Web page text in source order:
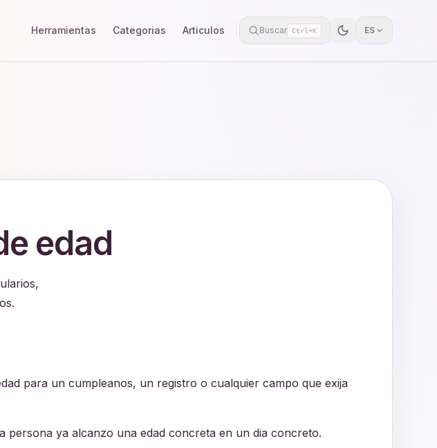
Herramientas Categorias Articulos Buscar Ctrl+K ES
edad
para un cumpleanos, un registro o cualquier campo que exija
persona ya alcanzo una edad concreta en un dia concreto.